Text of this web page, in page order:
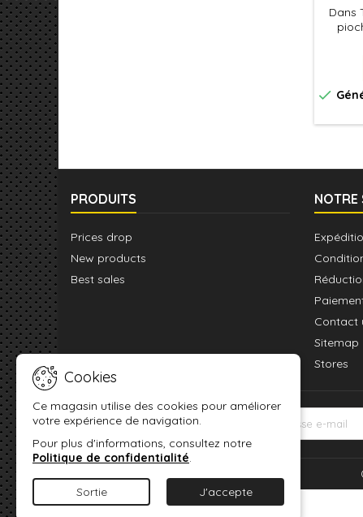
Dans

PRODUITS
Prices drop
New products
Best sales
NOTRE
Contact
Sitemap
Stores
Cookies
Ce magasin utilise des cookies pour améliorer
votre expérience de navigation.
Pour plus d'informations, consultez notre
Politique de confidentialité.
Sortie J'accepte
LETTRE D'INFORMATIONS